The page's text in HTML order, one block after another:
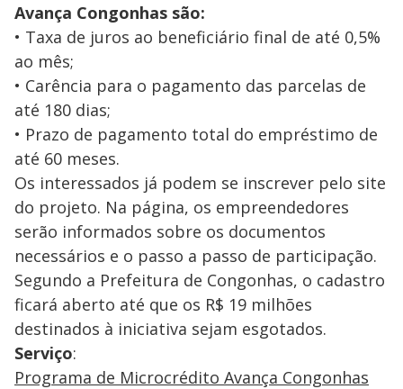
Avança Congonhas são:
• Taxa de juros ao beneficiário final de até 0,5%
ao mês;
• Carência para o pagamento das parcelas de
até 180 dias;
• Prazo de pagamento total do empréstimo de
até 60 meses.
Os interessados já podem se inscrever pelo site
do projeto. Na página, os empreendedores
serão informados sobre os documentos
necessários e o passo a passo de participação.
Segundo a Prefeitura de Congonhas, o cadastro
ficará aberto até que os R$ 19 milhões
destinados à iniciativa sejam esgotados.
Serviço:
Programa de Microcrédito Avança Congonhas